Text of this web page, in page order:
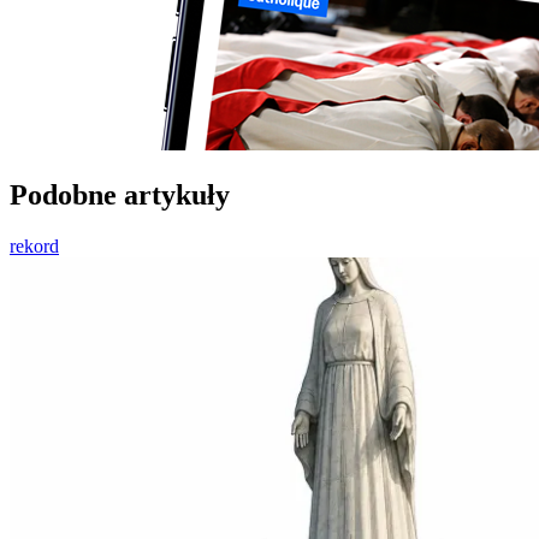
Podobne artykuły
rekord